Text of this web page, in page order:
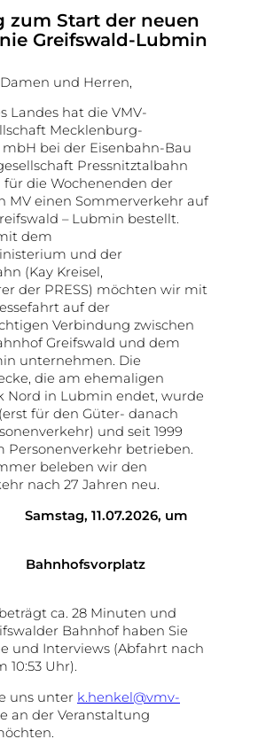
zum Start der neuen
Greifswald-Lubmin
und Herren,
Landes hat die VMV-
Mecklenburg-
bei der Eisenbahn-Bau
Pressnitztalbahn
für die Wochenenden der
MV einen Sommerverkehr auf
– Lubmin bestellt.
dem
und der
(Kay Kreisel,
der PRESS) möchten wir mit
auf der
Verbindung zwischen
Greifswald und dem
unternehmen. Die
die am ehemaligen
Nord in Lubmin endet, wurde
für den Güter- danach
und seit 1999
Personenverkehr betrieben.
beleben wir den
nach 27 Jahren neu.
Samstag, 11.07.2026, um
ca. 28 Minuten und
Bahnhof haben Sie
und Interviews (Abfahrt nach
10:53 Uhr).
uns unter k.henkel@vmv-
an der Veranstaltung